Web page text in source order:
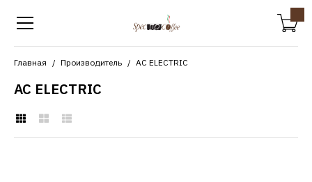
Главная Производитель AC ELECTRIC
AC ELECTRIC